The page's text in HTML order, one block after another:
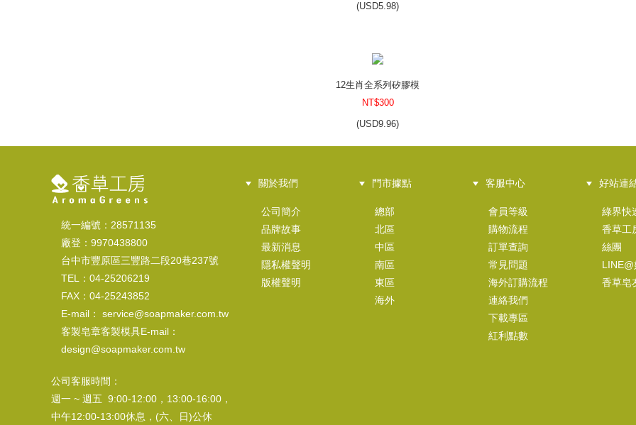
(USD5.98)
12生肖全系列矽膠模
NT$300
(USD9.96)
USD3.98)
統一編號：28571135
廠登：9970438800
台中市豐原區三豐路二段20巷237號
TEL：04-25206219
FAX：04-25243852
E-mail： service@soapmaker.com.tw
客製皂章客製模具E-mail：
design@soapmaker.com.tw
公司客服時間：
週一 ~ 週五 9:00-12:00，13:00-16:00，
中午12:00-13:00休息，(六、日)公休
關於我們
公司簡介
品牌故事
最新消息
隱私權聲明
版權聲明
門市據點
總部
北區
中區
南區
東區
海外
客服中心
會員等級
購物流程
訂單查詢
常見問題
海外訂購流程
連絡我們
下載專區
紅利點數
好站連
綠界快
香草工
絲團
香草皂